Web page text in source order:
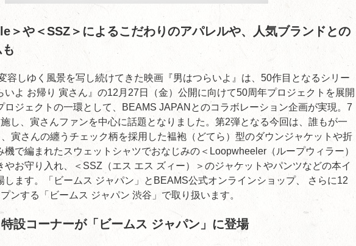
＞や＜SSZ＞によるこだわりのアパレルや、人気ブランドとの
容しゆく風景を写し続けてきた映画『男はつらいよ』は、50作目となるシリー
いよ お帰り 寅さん』の12月27日（金）公開に向けて50周年プロジェクトを展開
ロジェクトの一環として、BEAMS JAPANとのコラボレーション企画が実現。7
し、寅さんファンを中心に話題となりました。第2弾となる今回は、誰もが一
、寅さんの纏うチェック柄を採用した褞袍（どてら）型のダウンジャケットや折
機で編まれたスウェットシャツでおなじみの＜Loopwheeler（ループウィラー）
やお守り入れ、＜SSZ（エス エス ズィー）＞のジャケットやパンツなどの本イ
します。「ビームス ジャパン」とBEAMS公式オンラインショップ、 さらに12
ンする「ビームス ジャパン 渋谷」で取り扱います。
設コーナーが「ビームス ジャパン」に登場